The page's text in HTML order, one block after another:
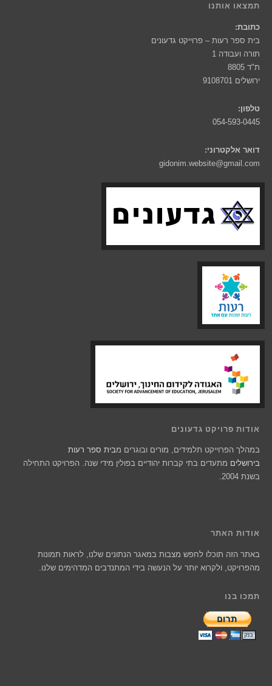
תמצאו אותנו
כתובת:
בית ספר רעות – פרוייקט גדעונים
תורה ועבודה 1
ת"ד 8805
ירושלים 9108701
טלפון:
054-593-0445
דואר אלקטרוני:
gidonim.website@gmail.com
אודות פרויקט גדעונים
במהלך הפרוייקט תלמידים, מורים ובוגרים מבית ספר רעות
בירושלים מתעדים בתי קברות יהודיים בפולין מידי שנה. הפרויקט התחילה
בשנת 2004.
אודות האתר
באתר הזה תוכלו לחפש מצבות במאגר הנתונים שלנו, לראות תמונות
מהפרויקט, ולקרוא יותר על הנעשה בידי המתנדבים המדהימים שלנו.
תמכו בנו